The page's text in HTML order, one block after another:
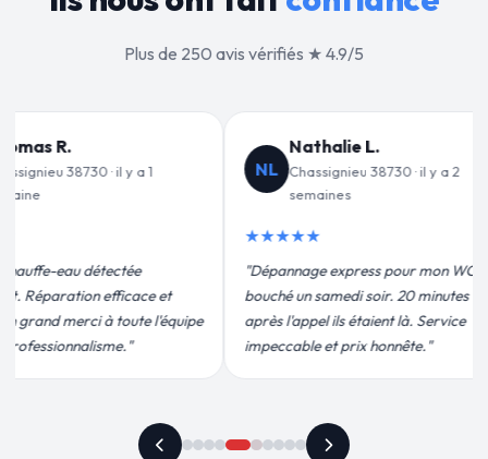
Plus de 250 avis vérifiés ★ 4.9/5
L.
38730 · il y a 2
pour mon WC
soir. 20 minutes
là. Service
honnête."
Jean-François C.
Chassignieu 38730 · il y a 3
semaines
★★★★★
"Remplacement de mon chauffe-eau en
moins de 2h. Équipe très pro, devis
conforme, chantier propre. Je
recommande vivement."